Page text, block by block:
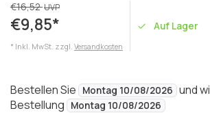
€16,52UVP
€9,85*
* Inkl. MwSt. zzgl. Versandkosten
Auf Lager
Bestellen Sie Montag 10/08/2026 und
Bestellung
Montag 10/08/2026